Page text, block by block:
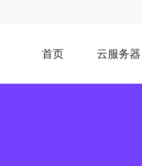
首页 云服务器